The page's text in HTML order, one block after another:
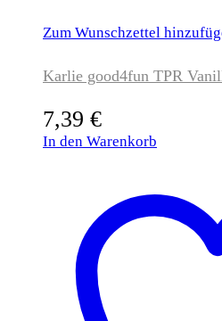
Zum Wunschzettel
Karlie good4fun TPR
7,39 €
In den Warenkorb